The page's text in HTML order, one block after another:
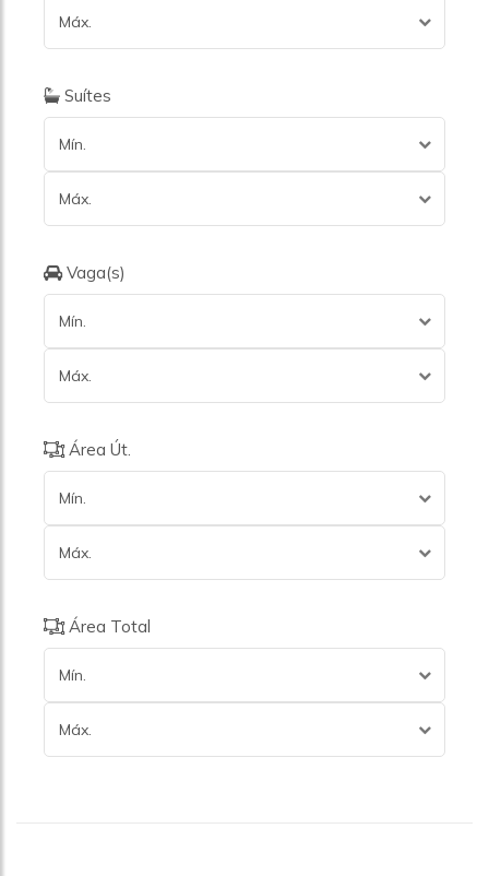
Máx.
Suítes
Mín.
Máx.
Vaga(s)
Mín.
Máx.
Área Út.
Mín.
Máx.
Área Total
Mín.
Máx.